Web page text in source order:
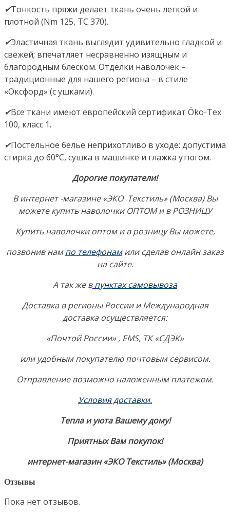
✔Тонкость пряжи делает ткань очень легкой и
плотной (Nm 125, ТС 370).
✔Эластичная ткань выглядит удивительно гладкой и
свежей; впечатляет несравненно изящным и
благородным блеском. Отделки наволочек –
традиционные для нашего региона – в стиле
«Оксфорд» (с ушками).
✔Все ткани имеют европейский сертификат Öko-Tex
100, класс 1.
✔Постельное белье неприхотливо в уходе: допустима
стирка до 60°C, сушка в машинке и глажка утюгом.
Дорогие покупатели!
В интернет -магазине «ЭКО Текстиль» (Москва) Вы
можете купить наволочки ОПТОМ и в РОЗНИЦУ
Купить наволочки оптом и в розницу Вы можете,
позвонив нампо телефонам или сделав онлайн заказ
на сайте.
А так же в пунктах самовывоза
Доставка в регионы России и Международная
доставка осуществляется:
«Почтой России» , EMS, ТК «СДЭК»
или удобным покупателю почтовым сервисом.
Отправление возможно наложенным платежом.
Условия доставки.
Тепла и уюта Вашему дому!
Приятных Вам покупок!
интернет-магазин «ЭКО Текстиль» (Москва)
Отзывы
Пока нет отзывов.